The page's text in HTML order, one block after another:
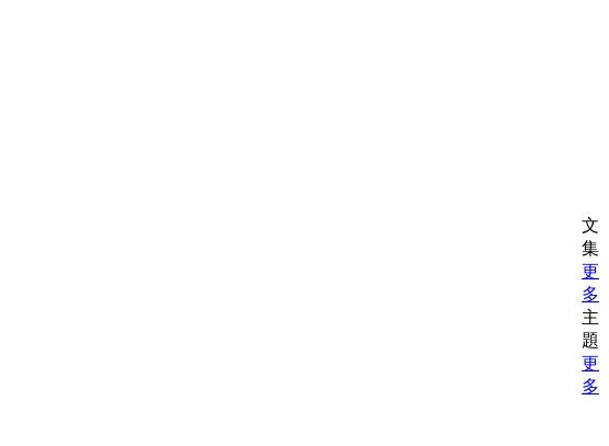
文
集
更
多
主
題
更
多